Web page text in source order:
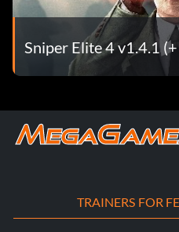
Sniper Elite 4 v1.4.1
TRAINERS FOR